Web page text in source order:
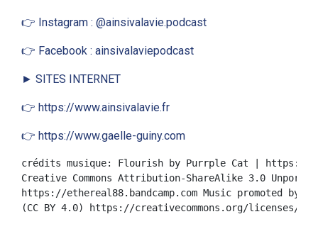
👉 Instagram : @ainsivalavie.podcast
👉 Facebook : ainsivalaviepodcast
► SITES INTERNET
👉 https://www.ainsivalavie.fr
👉 https://www.gaelle-guiny.com
crédits musique: Flourish by Purrple Cat | https://
Creative Commons Attribution-ShareAlike 3.0
https://ethereal88.bandcamp.com Music promoted
(CC BY 4.0) https://creativecommons.org/licenses/by/